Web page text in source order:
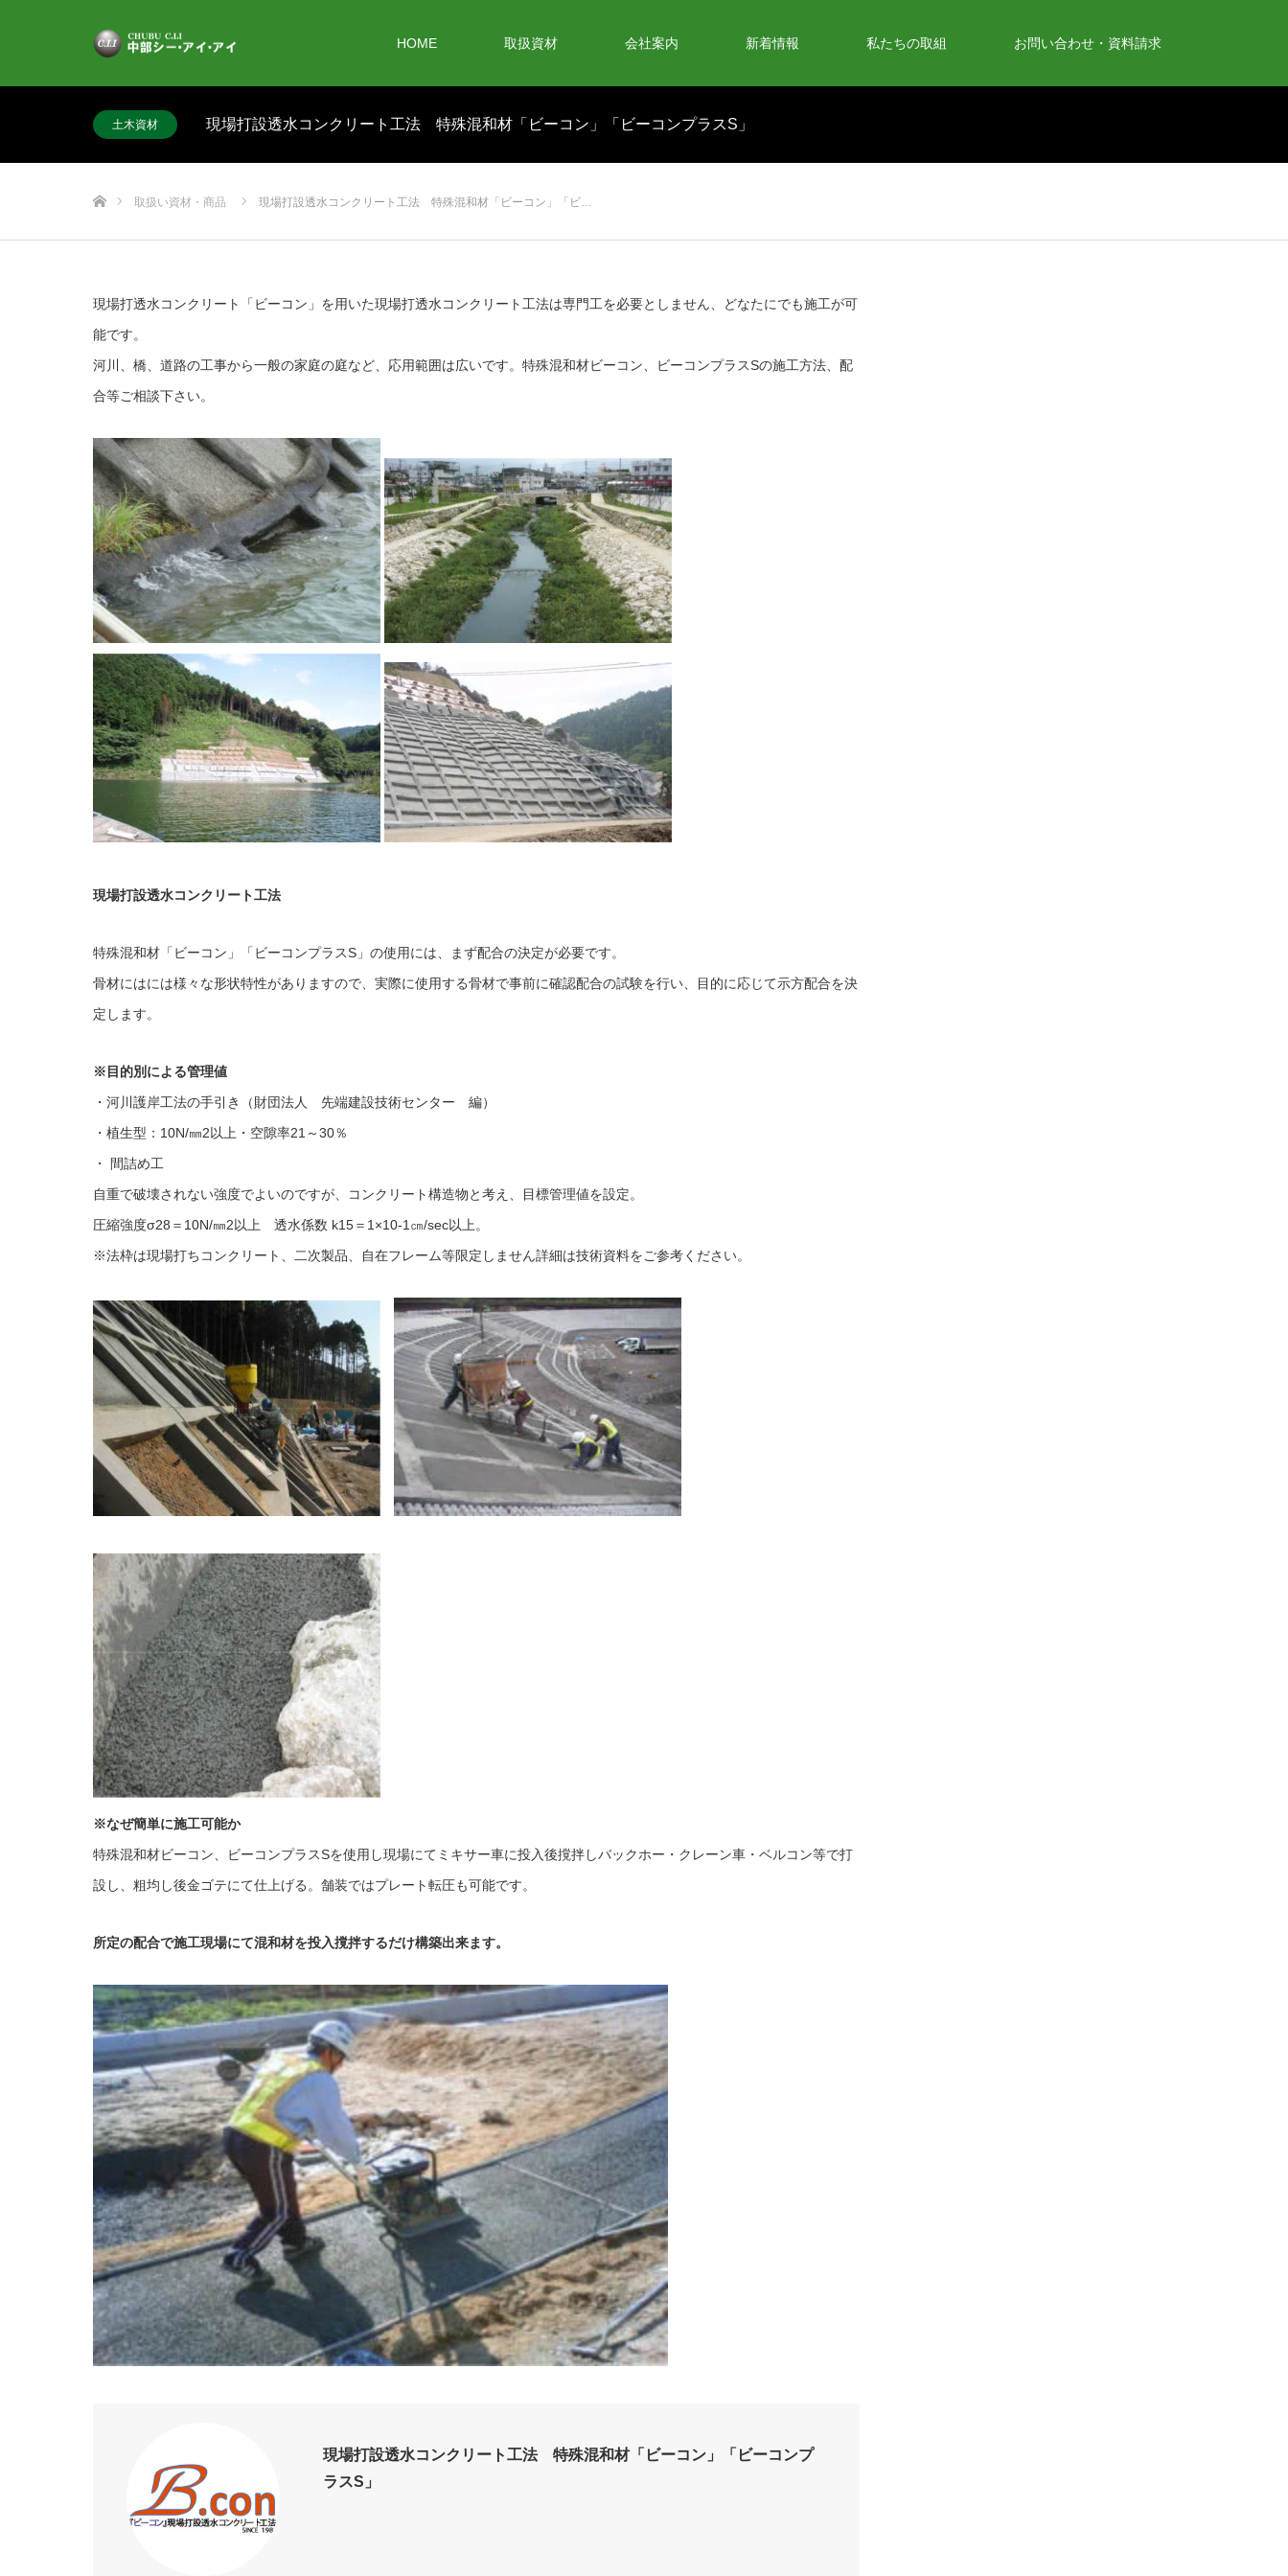
HOME 取扱資材 会社案内 新着情報 私たちの取組 お問い合わせ・資料請求
土木資材 現場打設透水コンクリート工法 特殊混和材「ビーコン」「ビーコンプラスS」
取扱い資材・商品 現場打設透水コンクリート工法 特殊混和材「ビーコン」「ビ…
現場打透水コンクリート「ビーコン」を用いた現場打透水コンクリート工法は専門工を必要としません、どなたにでも施工が可
能です。
河川、橋、道路の工事から一般の家庭の庭など、応用範囲は広いです。特殊混和材ビーコン、ビーコンプラスSの施工方法、配
合等ご相談下さい。
現場打設透水コンクリート工法
特殊混和材「ビーコン」「ビーコンプラスS」の使用には、まず配合の決定が必要です。
骨材にはには様々な形状特性がありますので、実際に使用する骨材で事前に確認配合の試験を行い、目的に応じて示方配合を決
定します。
※目的別による管理値
・河川護岸工法の手引き（財団法人 先端建設技術センター 編）
・植生型：10N/㎜2以上・空隙率21～30％
・ 間詰め工
自重で破壊されない強度でよいのですが、コンクリート構造物と考え、目標管理値を設定。
圧縮強度σ28＝10N/㎜2以上 透水係数 k15＝1×10-1㎝/sec以上。
※法枠は現場打ちコンクリート、二次製品、自在フレーム等限定しません詳細は技術資料をご参考ください。
※なぜ簡単に施工可能か
特殊混和材ビーコン、ビーコンプラスSを使用し現場にてミキサー車に投入後撹拌しバックホー・クレーン車・ベルコン等で打
設し、粗均し後金ゴテにて仕上げる。舗装ではプレート転圧も可能です。
所定の配合で施工現場にて混和材を投入撹拌するだけ構築出来ます。
現場打設透水コンクリート工法 特殊混和材「ビーコン」「ビーコンプ
ラスS」